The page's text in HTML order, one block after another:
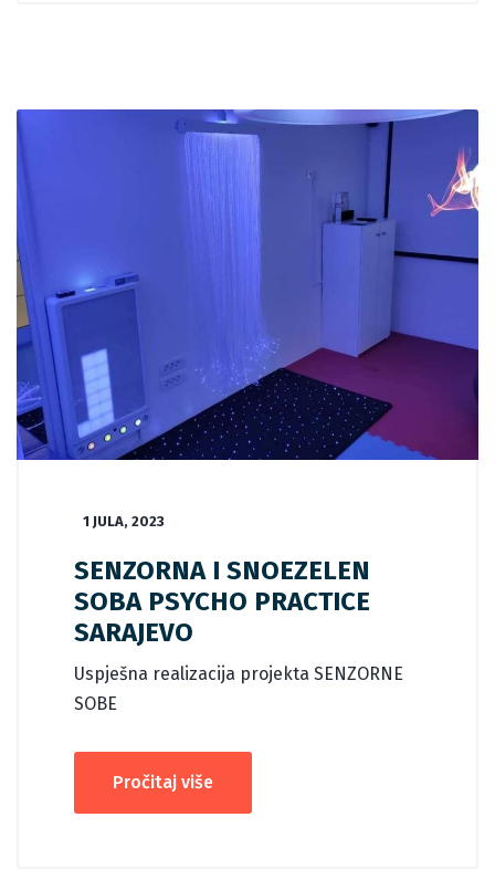
1 JULA, 2023
SENZORNA I SNOEZELEN
SOBA PSYCHO PRACTICE
SARAJEVO
Uspješna realizacija projekta SENZORNE
SOBE
Pročitaj više